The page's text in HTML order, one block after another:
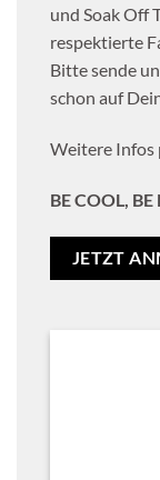
und Soak Off
respektierte
Bitte sende
schon auf
Weitere Infos
BE COOL,
JETZT